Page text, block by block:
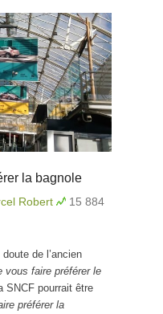
la bagnole
Robert
15 884
de l’ancien
vous faire préférer le
SNCF pourrait être
préférer la